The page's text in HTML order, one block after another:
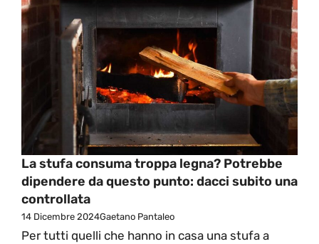
La stufa consuma troppa legna? Potrebbe
dipendere da questo punto: dacci subito una
controllata
14 Dicembre 2024Gaetano Pantaleo
Per tutti quelli che hanno in casa una stufa a